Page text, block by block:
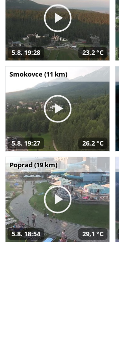
5.8. 19:28 23,2 °C
Smokovce (11 km)
5.8. 19:27 26,2 °C
Poprad (19 km)
5.8. 18:54 29,1 °C